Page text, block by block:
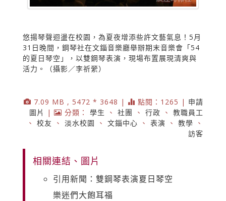
悠揚琴聲迴盪在校園，為夏夜增添些許文藝氣息！5月
31日晚間，鋼琴社在文錙音樂廳舉辦期末音樂會「54
的夏日琴空」，以雙鋼琴表演，現場布置展現清爽與
活力。（攝影／李祈縈）
7.09 MB , 5472 * 3648 | 點閱：1265 | 申請
圖片
| 分類： 學生 、 社團 、 行政 、 教職員工
、 校友 、 淡水校園 、 文錙中心 、 表演 、 教學 、
訪客
相關連結、圖片
引用新聞：雙鋼琴表演夏日琴空
樂迷們大飽耳福